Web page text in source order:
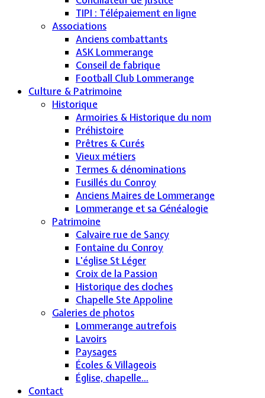
TIPI : Télépaiement en ligne
Associations
Anciens combattants
ASK Lommerange
Conseil de fabrique
Football Club Lommerange
Culture & Patrimoine
Historique
Armoiries & Historique du nom
Préhistoire
Prêtres & Curés
Vieux métiers
Termes & dénominations
Fusillés du Conroy
Anciens Maires de Lommerange
Lommerange et sa Généalogie
Patrimoine
Calvaire rue de Sancy
Fontaine du Conroy
L'église St Léger
Croix de la Passion
Historique des cloches
Chapelle Ste Appoline
Galeries de photos
Lommerange autrefois
Lavoirs
Paysages
Écoles & Villageois
Église, chapelle...
Contact